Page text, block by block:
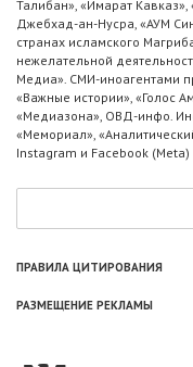
Талибан», «Имарат Кавказ»,
Джебхад-ан-Нусра, «АУМ
странах исламского
нежелательной
Медиа». СМИ-иноагентами
«Важные истории», «Голос
«Медиазона», ОВД-инфо.
«Мемориал»,
Instagram и Facebook
ПРАВИЛА ЦИТИРОВАНИЯ
РАЗМЕЩЕНИЕ РЕКЛАМЫ